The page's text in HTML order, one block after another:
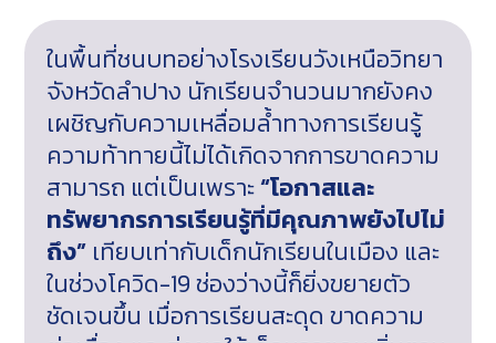
ในพื้นที่ชนบทอย่างโรงเรียนวังเหนือวิทยา
จังหวัดลำปาง นักเรียนจำนวนมากยังคง
เผชิญกับความเหลื่อมล้ำทางการเรียนรู้
ความท้าทายนี้ไม่ได้เกิดจากการขาดความ
สามารถ แต่เป็นเพราะ“โอกาสและ
ทรัพยากรการเรียนรู้ที่มีคุณภาพยังไปไม่
ถึง” เทียบเท่ากับเด็กนักเรียนในเมือง และ
ในช่วงโควิด-19 ช่องว่างนี้ก็ยิ่งขยายตัว
ชัดเจนขึ้น เมื่อการเรียนสะดุด ขาดความ